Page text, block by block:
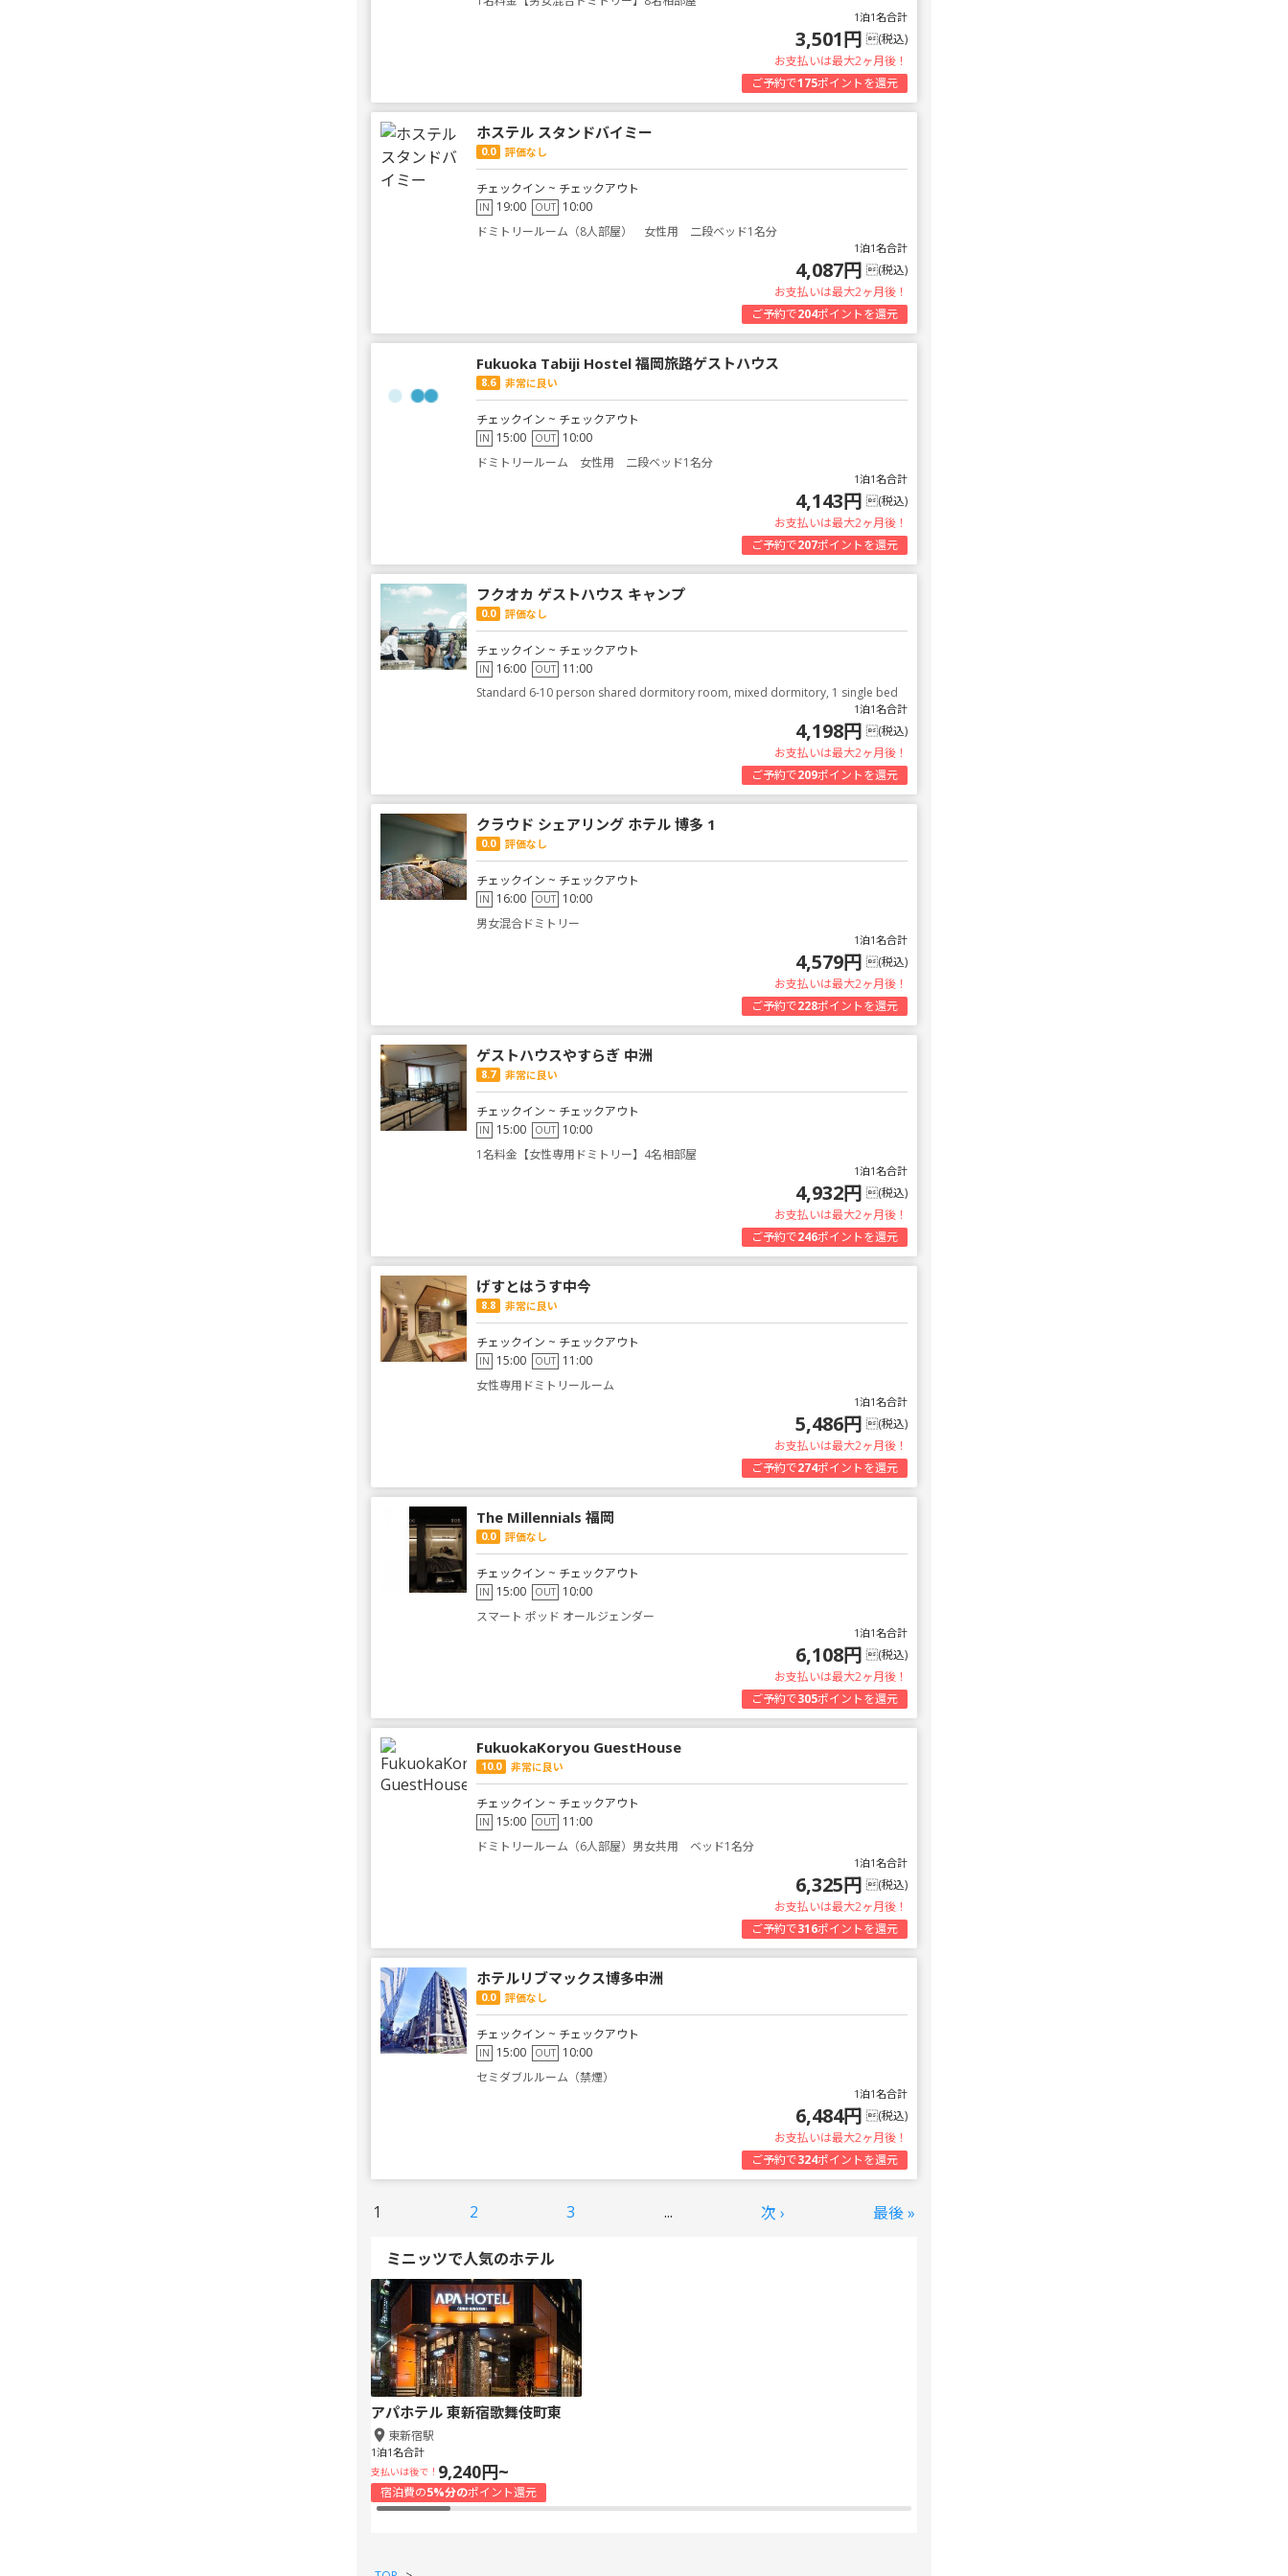
1泊1名合計
3,501円 (税込)
お支払いは最大2ヶ月後！
ご予約で175ポイントを還元
ホステル スタンドバイミー
0.0 評価なし
チェックイン ~ チェックアウト
IN 19:00 OUT 10:00
ドミトリールーム（8人部屋） 女性用 二段ベッド1名分
1泊1名合計
4,087円 (税込)
お支払いは最大2ヶ月後！
ご予約で204ポイントを還元
Fukuoka Tabiji Hostel 福岡旅路ゲストハウス
8.6 非常に良い
チェックイン ~ チェックアウト
IN 15:00 OUT 10:00
ドミトリールーム 女性用 二段ベッド1名分
1泊1名合計
4,143円 (税込)
お支払いは最大2ヶ月後！
ご予約で207ポイントを還元
フクオカ ゲストハウス キャンプ
0.0 評価なし
チェックイン ~ チェックアウト
IN 16:00 OUT 11:00
Standard 6-10 person shared dormitory room, mixed dormitory, 1 single bed
1泊1名合計
4,198円 (税込)
お支払いは最大2ヶ月後！
ご予約で209ポイントを還元
クラウド シェアリング ホテル 博多 1
0.0 評価なし
チェックイン ~ チェックアウト
IN 16:00 OUT 10:00
男女混合ドミトリー
1泊1名合計
4,579円 (税込)
お支払いは最大2ヶ月後！
ご予約で228ポイントを還元
ゲストハウスやすらぎ 中洲
8.7 非常に良い
チェックイン ~ チェックアウト
IN 15:00 OUT 10:00
1名料金【女性専用ドミトリー】4名相部屋
1泊1名合計
4,932円 (税込)
お支払いは最大2ヶ月後！
ご予約で246ポイントを還元
げすとはうす中今
8.8 非常に良い
チェックイン ~ チェックアウト
IN 15:00 OUT 11:00
女性専用ドミトリールーム
1泊1名合計
5,486円 (税込)
お支払いは最大2ヶ月後！
ご予約で274ポイントを還元
The Millennials 福岡
0.0 評価なし
チェックイン ~ チェックアウト
IN 15:00 OUT 10:00
スマート ポッド オールジェンダー
1泊1名合計
6,108円 (税込)
お支払いは最大2ヶ月後！
ご予約で305ポイントを還元
FukuokaKoryou GuestHouse
10.0 非常に良い
チェックイン ~ チェックアウト
IN 15:00 OUT 11:00
ドミトリールーム（6人部屋）男女共用 ベッド1名分
1泊1名合計
6,325円 (税込)
お支払いは最大2ヶ月後！
ご予約で316ポイントを還元
ホテルリブマックス博多中洲
0.0 評価なし
チェックイン ~ チェックアウト
IN 15:00 OUT 10:00
セミダブルルーム（禁煙）
1泊1名合計
6,484円 (税込)
お支払いは最大2ヶ月後！
ご予約で324ポイントを還元
1 2 3 ... 次 › 最後 »
ミニッツで人気のホテル
アパホテル 東新宿歌舞伎町東
東新宿駅
1泊1名合計
支払いは後で！ 9,240円~
宿泊費の5%分のポイント還元